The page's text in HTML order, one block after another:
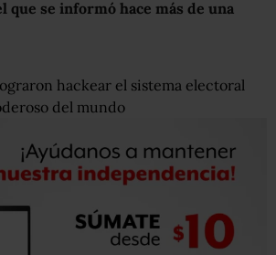
que se informó hace más de una
hackear el sistema electoral
del mundo